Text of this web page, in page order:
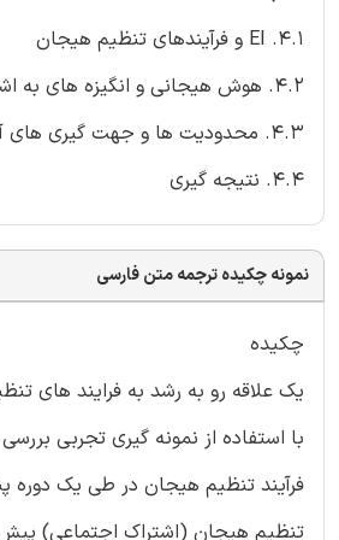
4.1. EI و فرآیندهای تنظیم هیجان
4.2. هوش هیجانی و انگیزه های به اشتراک گذاری اجتماعی
4.3. محدودیت ها و جهت گیری های آینده
4.4. نتیجه گیری
نمونه چکیده ترجمه متن فارسی
چکیده
یک علاقه رو به رشد به فرایند های